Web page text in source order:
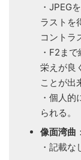
・JPEG
ラストを
コントラ
・F2ま
栄えが良
ことが出
・個人
られる。
像面湾曲 ：
・記載な